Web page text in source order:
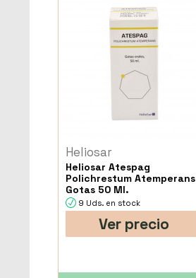
Heliosar
Heliosar Atespag
Polichrestum Atemperans
Gotas 50 Ml.
9 Uds. en stock
Ver precio